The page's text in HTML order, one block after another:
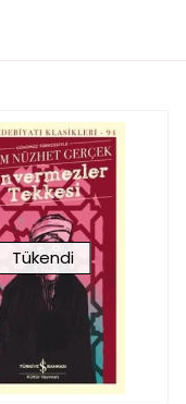
Tükendi